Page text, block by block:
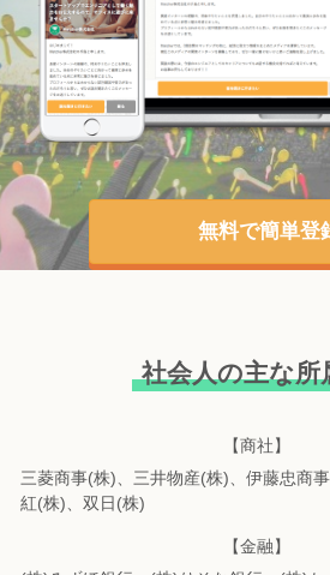
無料で簡単登
社会人の主な所
【商社】
三菱商事(株)、三井物産(株)、伊藤忠商
紅(株)、双日(株)
【金融】